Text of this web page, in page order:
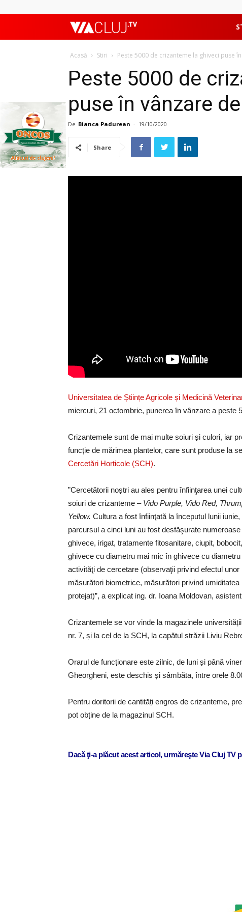
ViaClujTV
Acasă Stiri Peste 5000 de crizanteme la ghiveci puse
Peste 5000 de
puse în vânzare
De Bianca Padurean - 19/10/2020
Share
Universitatea de Științe Agricole și Medicină
miercuri, 21 octombrie, punerea în vânzare a peste
Crizantemele sunt de mai multe soiuri și culori, iar
funcție de mărimea plantelor, care sunt produse la
Cercetări Horticole (SCH).
”Cercetătorii noștri au ales pentru înfiinţarea unei
soiuri de crizanteme – Vido Purple, Vido Red,
Yellow. Cultura a fost înfiinţată la începutul lunii
parcursul a cinci luni au fost desfăşurate
ghivece, irigat, tratamente fitosanitare, ciupit,
ghivece cu diametru mai mic în ghivece cu
activităţi de cercetare (observaţii privind efectul
măsurători biometrice, măsurători privind
protejat)”, a explicat ing. dr. Ioana Moldovan,
Crizantemele se vor vinde la magazinele
nr. 7, și la cel de la SCH, la capătul străzii Liviu
Orarul de funcționare este zilnic, de luni și până
Gheorgheni, este deschis și sâmbăta, între orele
Pentru doritorii de cantități engros de crizanteme,
pot obține de la magazinul SCH.
Dacă ţi-a plăcut acest articol, urmăreşte Via Cluj TV